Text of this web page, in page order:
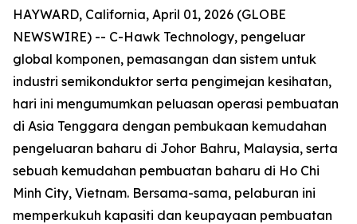
HAYWARD, California, April 01, 2026 (GLOBE
NEWSWIRE) -- C-Hawk Technology, pengeluar
global komponen, pemasangan dan sistem untuk
industri semikonduktor serta pengimejan kesihatan,
hari ini mengumumkan peluasan operasi pembuatan
di Asia Tenggara dengan pembukaan kemudahan
pengeluaran baharu di Johor Bahru, Malaysia, serta
sebuah kemudahan pembuatan baharu di Ho Chi
Minh City, Vietnam. Bersama-sama, pelaburan ini
memperkukuh kapasiti dan keupayaan pembuatan